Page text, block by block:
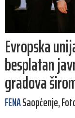
Evropska
besplatan
gradova
FENASaopćenje,